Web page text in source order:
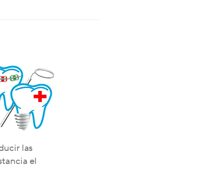
las
el